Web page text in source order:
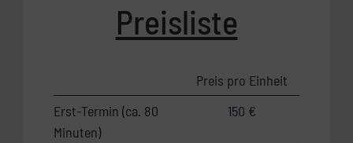
Preisliste
Preis pro Einheit
Erst-Termin (ca. 80
Minuten)
150 €